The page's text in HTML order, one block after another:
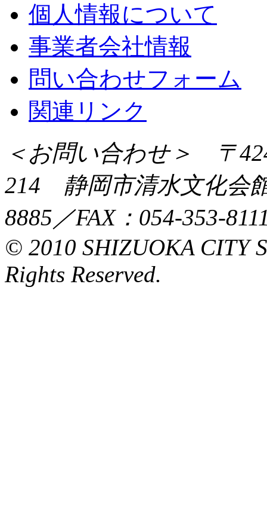
個人情報について
事業者会社情報
問い合わせフォーム
関連リンク
＜お問い合わせ＞ 〒
214 静岡市清水文化会
8885／FAX：054-353-
© 2010 SHIZUOKA CITY
Rights Reserved.